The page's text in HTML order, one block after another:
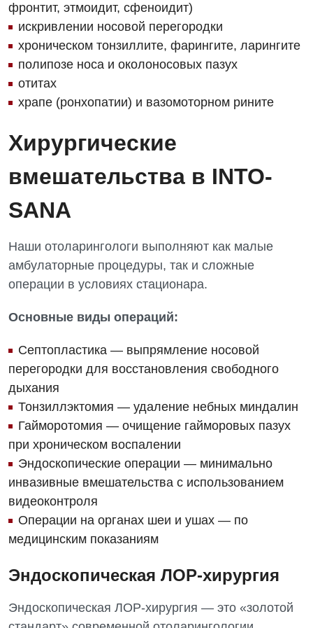
УЗИ
Эндоскопическое отделение
Для взрослых
Акушерство и гинекология
Аллергология, иммунология
Гастроэнтерология
Гинекологическое отделение
Дневной стационар
Кардиология
Кардиохирургия
Маммология
Неврология
Ортопедия и травматология
Отделение интенсивной терапии
Отделение неотложных состояний
Офтальмологическое отделение
Педиатрическое отделение
Терапевтическое отделение
Травматологическое отделение
Урологическое отделение
Эндоскопическое отделение
Лечение острого инфаркта
Украинский
Русский
фронтит, этмоидит, сфеноидит)
искривлении носовой перегородки
хроническом тонзиллите, фарингите, ларингите
полипозе носа и околоносовых пазух
отитах
храпе (ронхопатии) и вазомоторном рините
Хирургические
вмешательства в INTO-
SANA
Наши отоларингологи выполняют как малые
амбулаторные процедуры, так и сложные
операции в условиях стационара.
Основные виды операций:
Септопластика — выпрямление носовой
перегородки для восстановления свободного
дыхания
Тонзиллэктомия — удаление небных миндалин
Гайморотомия — очищение гайморовых пазух
при хроническом воспалении
Эндоскопические операции — минимально
инвазивные вмешательства с использованием
видеоконтроля
Операции на органах шеи и ушах — по
медицинским показаниям
Эндоскопическая ЛОР-хирургия
Эндоскопическая ЛОР-хирургия — это «золотой